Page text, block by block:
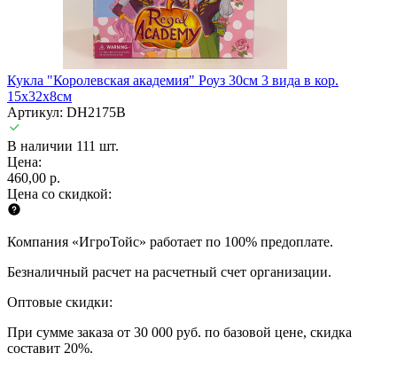
Кукла "Королевская академия" Роуз 30см 3 вида в кор.
15х32х8см
Артикул: DH2175B
В наличии 111 шт.
Цена:
460,00 р.
Цена со скидкой:
Компания «ИгроТойс» работает по 100% предоплате.
Безналичный расчет на расчетный счет организации.
Оптовые скидки:
При сумме заказа от 30 000 руб. по базовой цене, скидка
составит 20%.